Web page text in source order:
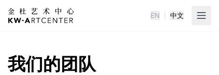
KWA金杜艺术中心
EN 中文
我们的团队